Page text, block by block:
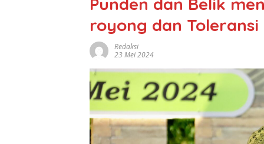
royong dan Toleransi
Redaksi
23 Mei 2024